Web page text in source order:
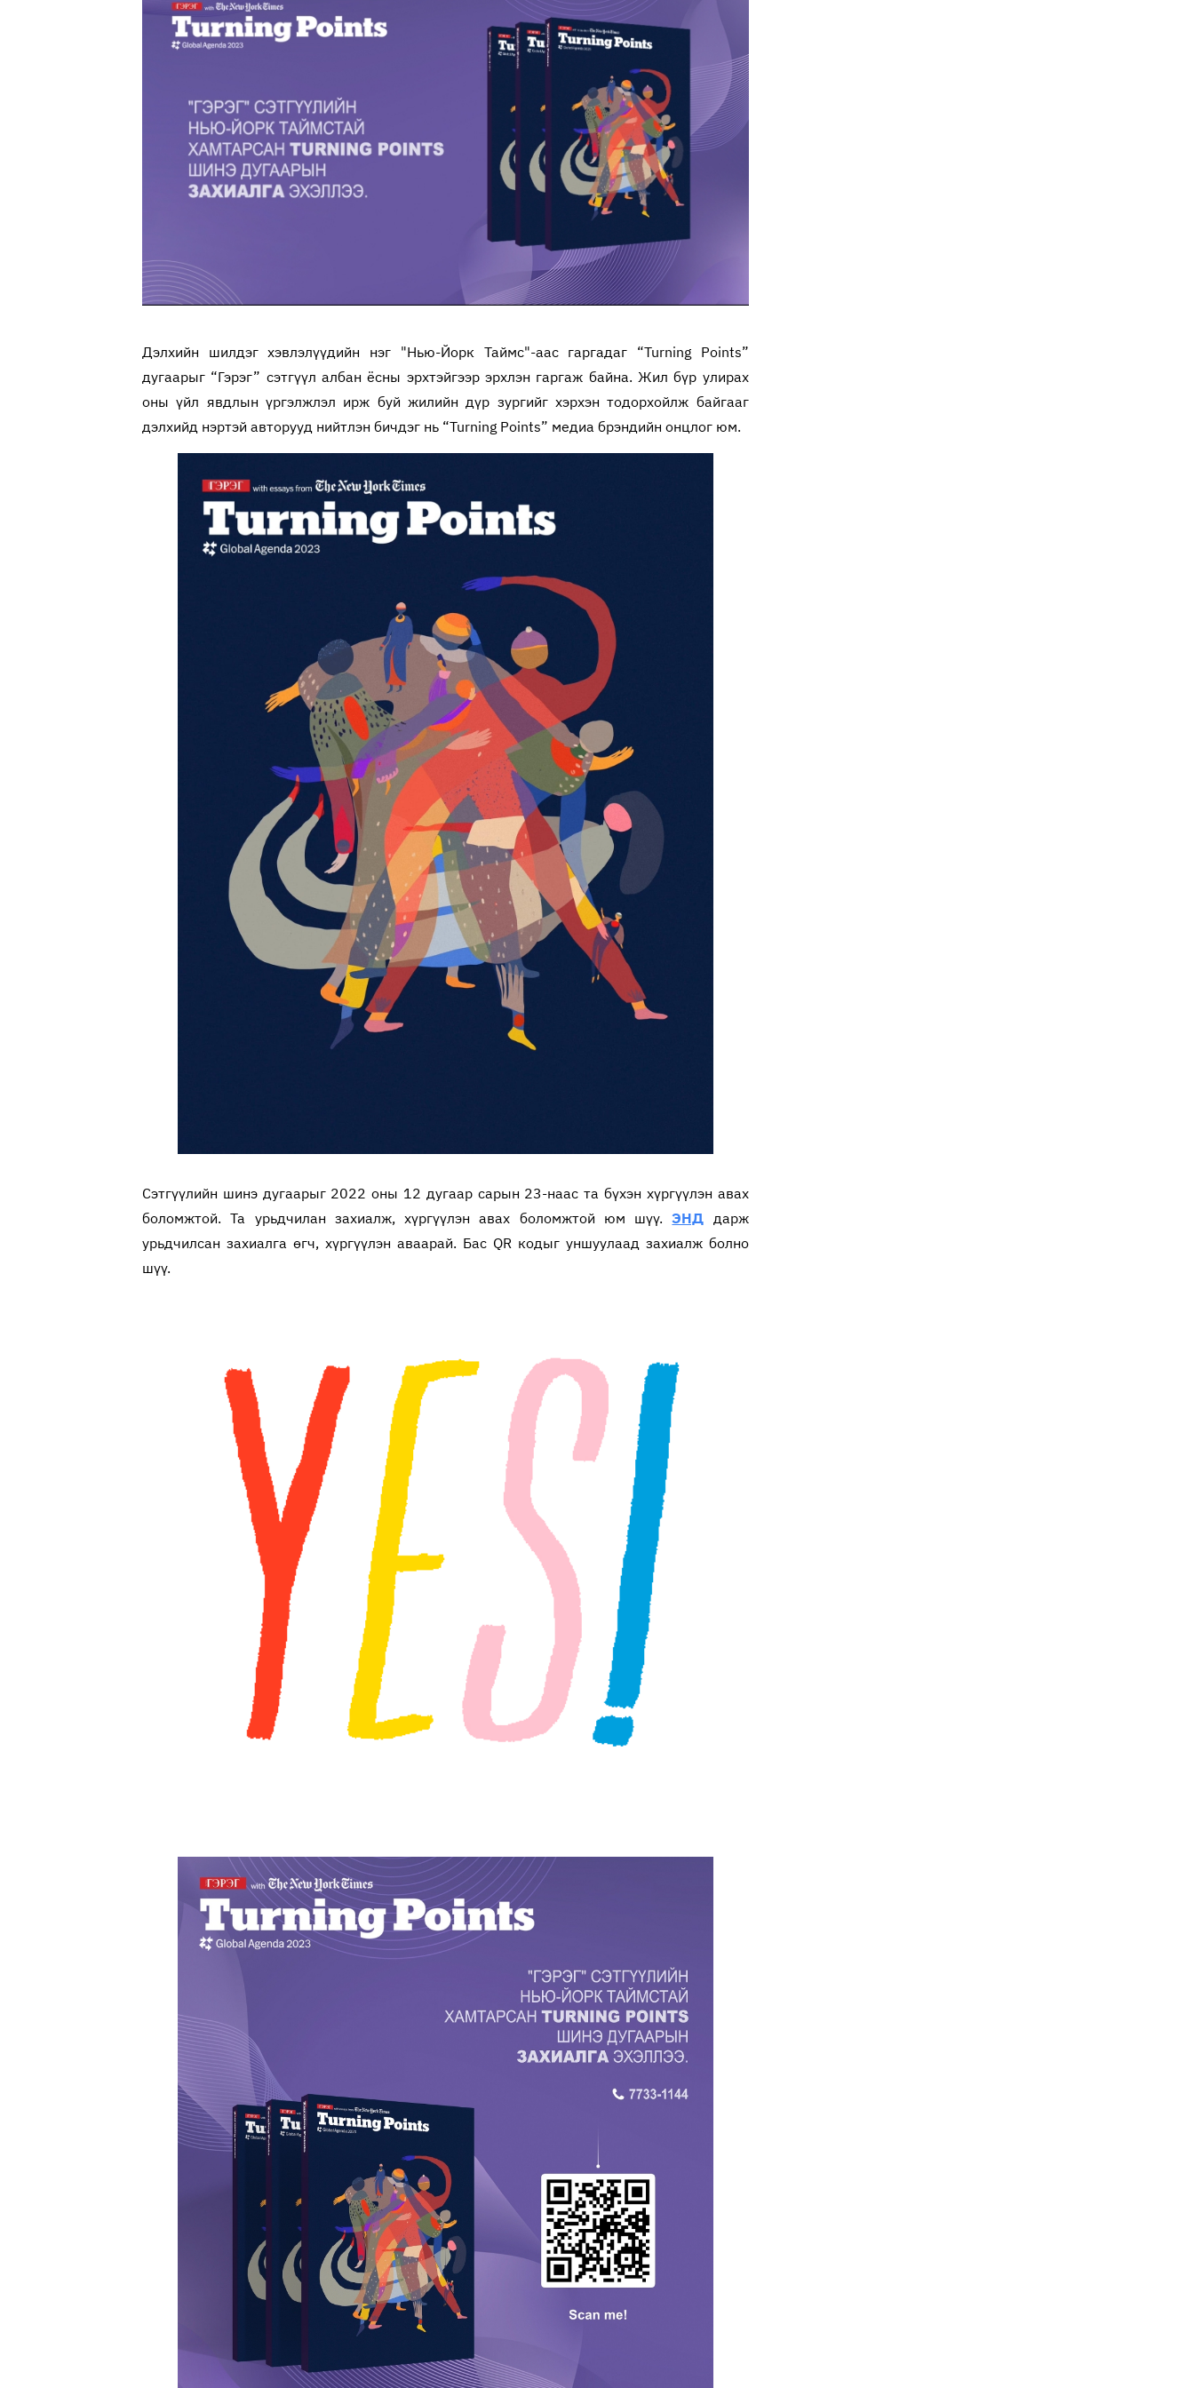
Дэлхийн шилдэг хэвлэлүүдийн нэг "Нью-Йорк Таймс"-аас гаргадаг “Turning Points”
дугаарыг “Гэрэг” сэтгүүл албан ёсны эрхтэйгээр эрхлэн гаргаж байна. Жил бүр улирах
оны үйл явдлын үргэлжлэл ирж буй жилийн дүр зургийг хэрхэн тодорхойлж байгааг
дэлхийд нэртэй авторууд нийтлэн бичдэг нь “Turning Points” медиа брэндийн онцлог юм.
Сэтгүүлийн шинэ дугаарыг 2022 оны 12 дугаар сарын 23-наас та бүхэн хүргүүлэн авах
боломжтой. Та урьдчилан захиалж, хүргүүлэн авах боломжтой юм шүү.ЭНД дарж
урьдчилсан захиалга өгч, хүргүүлэн аваарай. Бас QR кодыг уншуулаад захиалж болно
шүү.